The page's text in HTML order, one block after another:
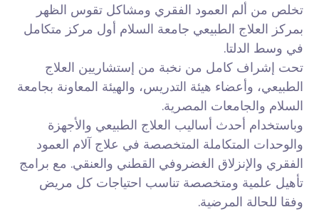
تخلص من ألم العمود الفقري ومشاكل تقوس الظهر
بمركز العلاج الطبيعي جامعة السلام أول مركز متكامل
في وسط الدلتا.
تحت إشراف كامل من نخبة من إستشاريين العلاج
الطبيعي، وأعضاء هيئة التدريس، والهيئة المعاونة بجامعة
السلام والجامعات المصرية.
وباستخدام أحدث أساليب العلاج الطبيعي والأجهزة
والوحدات المتكاملة المتخصصة في علاج آلام العمود
الفقري والإنزلاق الغضروفي القطني والعنقي. مع برامج
تأهيل علمية ومتخصصة تناسب احتياجات كل مريض
وفقا للحالة المرضية.